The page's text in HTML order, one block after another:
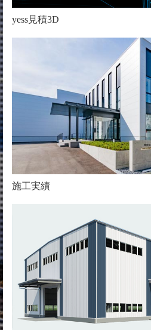
yess見積3D
施工実績